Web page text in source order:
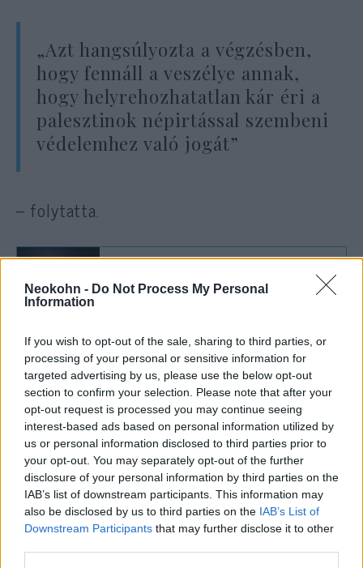
Neokohn - Do Not Process My Personal
Information
If you wish to opt-out of the sale, sharing to third parties, or
processing of your personal or sensitive information for
targeted advertising by us, please use the below opt-out
section to confirm your selection. Please note that after your
opt-out request is processed you may continue seeing
interest-based ads based on personal information utilized by
us or personal information disclosed to third parties prior to
your opt-out. You may separately opt-out of the further
disclosure of your personal information by third parties on the
IAB’s list of downstream participants. This information may
also be disclosed by us to third parties on the IAB’s List of
Downstream Participants that may further disclose it to other
„Azt hangsúlyozta a végzésben,
hogy fennáll a veszélye annak,
hogy helyrehozhatatlan kár éri a
palesztinok népirtással szembeni
védelemhez való jogát”
– folytatta.
izraeli politikusok és IDF-
„De a gyakran megjelenő rövidítés, miszerint
a népirtás esete hihető, nem az, amit a
bíróság döntött.”
Donoghue megbízatása a bírói székben
néhány nappal azután járt le, hogy a bíróság
január 26-án meghozta első döntését.
Az ítéletet követően Izraelt széles körben